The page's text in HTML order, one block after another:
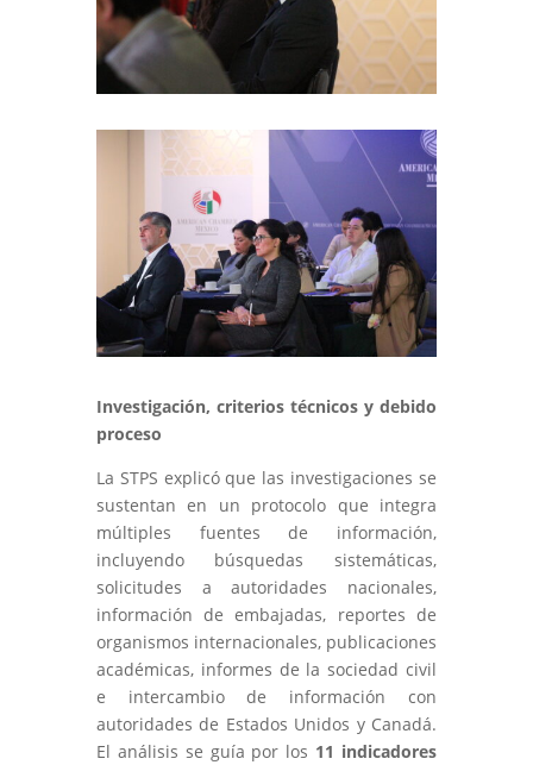
Investigación, criterios técnicos y debido
proceso
La STPS explicó que las investigaciones se
sustentan en un protocolo que integra
múltiples fuentes de información,
incluyendo búsquedas sistemáticas,
solicitudes a autoridades nacionales,
información de embajadas, reportes de
organismos internacionales, publicaciones
académicas, informes de la sociedad civil
e intercambio de información con
autoridades de Estados Unidos y Canadá.
El análisis se guía por los 11 indicadores